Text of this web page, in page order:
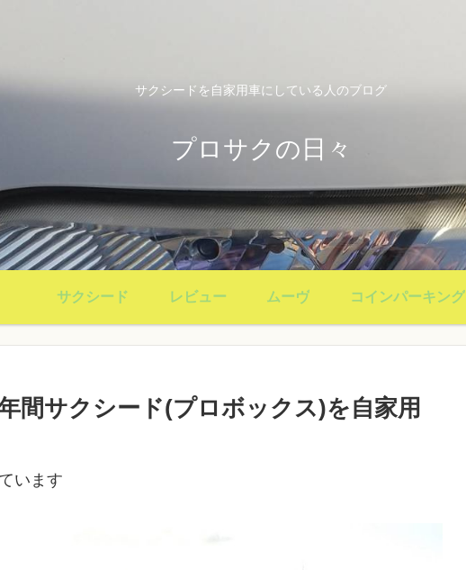
サクシードを自家用車にしている人のブログ
プロサクの日々
サクシード レビュー ムーヴ コインパーキング
間サクシード(プロボックス)を自家用
います